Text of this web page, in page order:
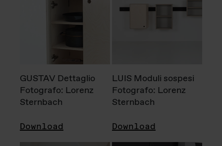
GUSTAV Dettaglio
Fotografo: Lorenz
Sternbach
Download
LUIS Moduli sospesi
Fotografo: Lorenz
Sternbach
Download